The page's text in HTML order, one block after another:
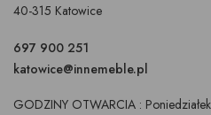
40-315 Katowice
697 900 251
katowice@innemeble.pl
GODZINY OTWARCIA :